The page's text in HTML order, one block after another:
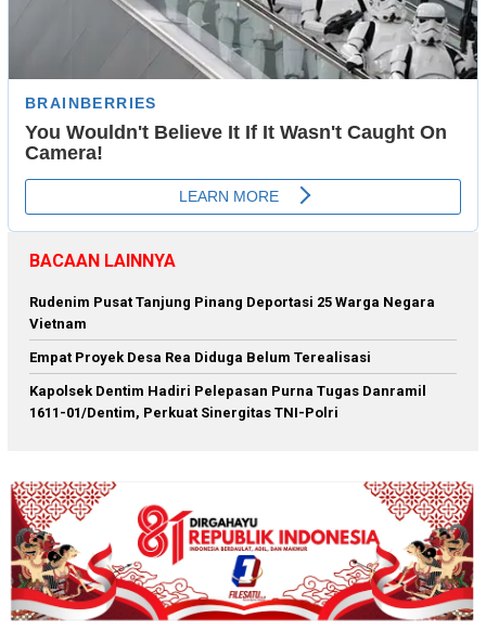
BACAAN LAINNYA
Rudenim Pusat Tanjung Pinang Deportasi 25 Warga Negara
Vietnam
Empat Proyek Desa Rea Diduga Belum Terealisasi
Kapolsek Dentim Hadiri Pelepasan Purna Tugas Danramil
1611-01/Dentim, Perkuat Sinergitas TNI-Polri